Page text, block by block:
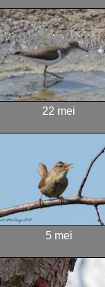
22 mei
5 mei